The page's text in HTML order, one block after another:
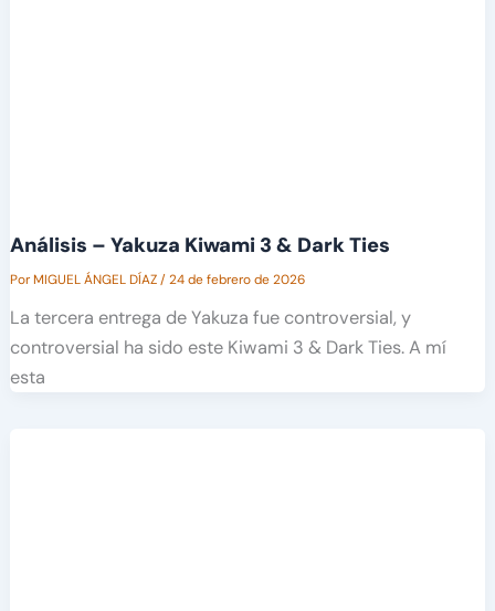
Análisis – Yakuza Kiwami 3 & Dark Ties
PorMIGUEL ÁNGEL DÍAZ/24 de febrero de 2026
La tercera entrega de Yakuza fue controversial, y
controversial ha sido este Kiwami 3 & Dark Ties. A mí
esta